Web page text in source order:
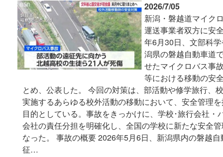
2026/7/05
新潟・磐越道マイク
運送事業者双方に安
年6月30日、文部科
潟県の磐越自動車道
せたマイクロバス事
等における移動の安
とめ、公表した。 今回の対策は、部活動や修学旅行、
実施するあらゆる校外活動の移動において、安全管理
目的としている。事故をきっかけに、学校･旅行会社・
会社の責任分担を明確化し、全国の学校に新たな安全
なった。 事故の概要 2026年5月6日、新潟県内の磐越
征…